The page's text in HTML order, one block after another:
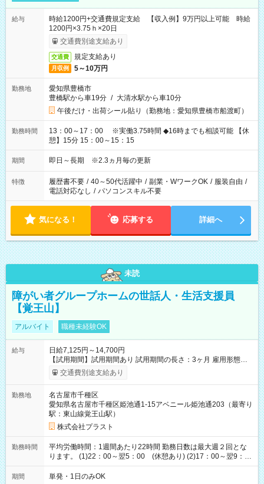
給与
時給1200円+交通費規定支給 【収入例】9万円以上可能 時給
1200円×3.75ｈ×20日
交通費別途支給あり
交通費 規定支給あり
月収例 5～10万円
勤務地
愛知県豊橋市
豊橋駅から車19分 / 大清水駅から車10分
午後だけ・出荷シール貼り（勤務地：愛知県豊橋市船渡町）
勤務時間
13：00～17：00 ※実働3.75時間 ◆16時までも相談可能 【休
憩】15分 15：00～15：15
期間 即日～長期 ※2.3ヵ月毎の更新
特徴 履歴書不要 / 40～50代活躍中 / 副業・WワークOK / 服装自由 /
電話対応なし / パソコンスキル不要
気になる！ 応募する 詳細へ
未読
障がい者グループホームの世話人・生活支援員
【覚王山】
アルバイト 職種未経験OK
給与
日給7,125円～14,700円
【試用期間】試用期間あり 試用期間の長さ：3ヶ月 雇用形態、
給与は本採用時と同じです。
交通費別途支給あり
勤務地
名古屋市千種区
愛知県名古屋市千種区姫池通1-15アベニール姫池通203（最寄り
駅：東山線覚王山駅）
株式会社プラスト
勤務時間
平均労働時間：1週間あたり22時間 勤務日数は最大週２回とな
ります。 (1)22：00～翌5：00 (休憩あり) (2)17：00～翌9：
00 (休憩あり) ３６協定提出済 平均労働時間：1週間あたり22
時間 勤務日数は最大週２回となります。 (1)22：00～翌5：00
期間 単発・1日のみOK